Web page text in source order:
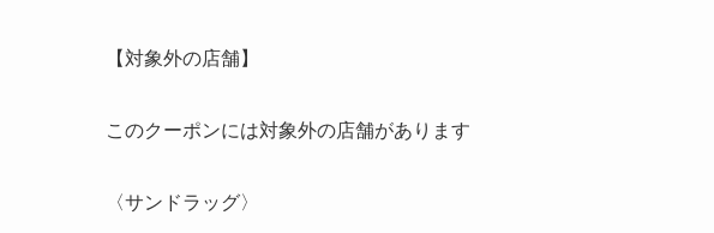
【対象外の店舗】
このクーポンには対象外の店舗があります
〈サンドラッグ〉